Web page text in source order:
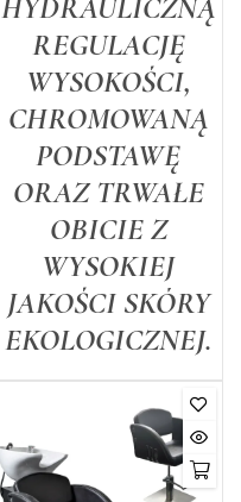
HYDRAULICZNĄ
REGULACJĘ
WYSOKOŚCI,
CHROMOWANĄ
PODSTAWĘ
ORAZ TRWAŁE
OBICIE Z
WYSOKIEJ
JAKOŚCI SKÓRY
EKOLOGICZNEJ.